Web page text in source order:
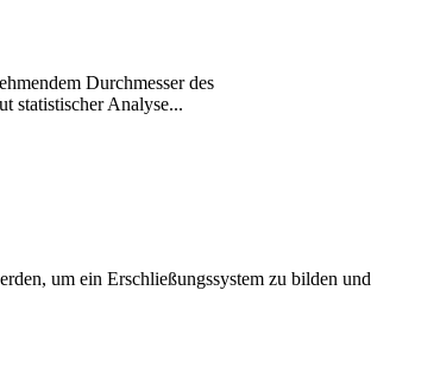
Durchmesser des
statistischer Analyse...
um ein Erschließungssystem zu bilden und